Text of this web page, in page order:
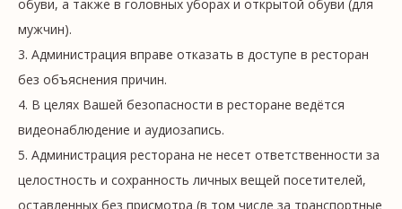
обуви, а также в головных уборах и открытой обуви (для
мужчин).
3. Администрация вправе отказать в доступе в ресторан
без объяснения причин.
4. В целях Вашей безопасности в ресторане ведётся
видеонаблюдение и аудиозапись.
5. Администрация ресторана не несет ответственности за
целостность и сохранность личных вещей посетителей,
оставленных без присмотра (в том числе за транспортные